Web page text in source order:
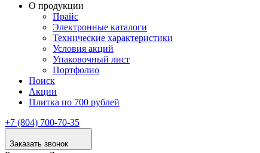
О продукции
Прайс
Электронные каталоги
Технические характеристики
Условия акций
Упаковочный лист
Портфолио
Поиск
Акции
Плитка по 700 рублей
+7 (804) 700-70-35
Заказать звонок